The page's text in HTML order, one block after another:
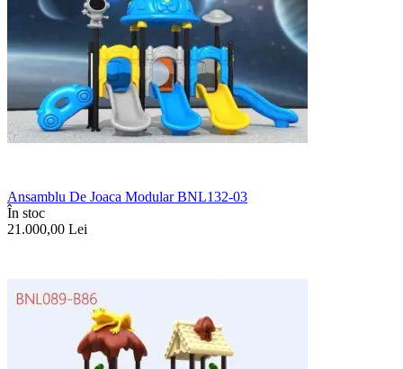
Ansamblu De Joaca Modular BNL132-03
În stoc
21.000,00 Lei